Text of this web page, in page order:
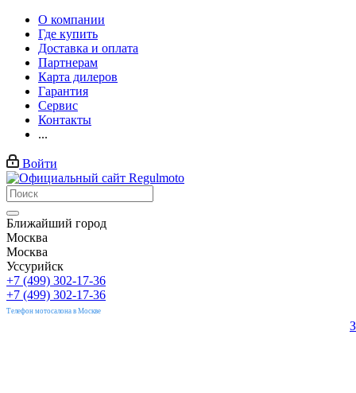
О компании
Где купить
Доставка и оплата
Партнерам
Карта дилеров
Гарантия
Сервис
Контакты
...
Войти
Ближайший город
Москва
Москва
Уссурийск
+7 (499) 302-17-36
+7 (499) 302-17-36
Телефон мотосалона в Москве